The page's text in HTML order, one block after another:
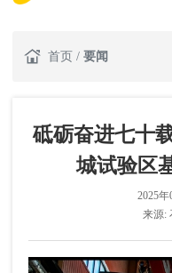
首页 / 要闻
砥砺奋进七十
城试验区
2025年
来源: